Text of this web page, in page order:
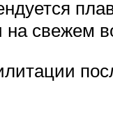
на свежем